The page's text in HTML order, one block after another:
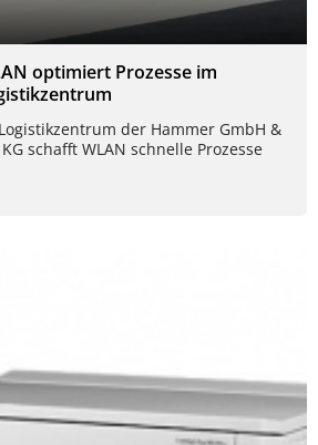
optimiert Prozesse im
der Hammer GmbH &
KG schafft WLAN schnelle Prozesse